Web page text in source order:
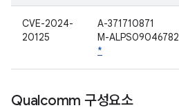
CVE-2024-
20125
A-371710871
M-ALPS09046782
*
Qualcomm 구성요소